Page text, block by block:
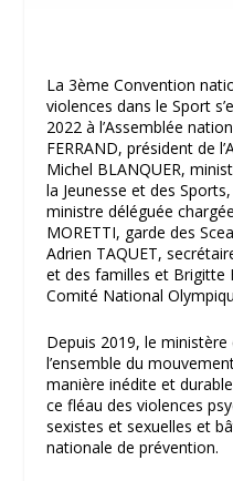
La 3ème Convention
violences dans le Sport
2022 à l’Assemblée
FERRAND, président de
Michel BLANQUER,
la Jeunesse et des
ministre déléguée
MORETTI, garde des
Adrien TAQUET,
et des familles et Brigitte
Comité National
Depuis 2019, le
l’ensemble du
manière inédite et
ce fléau des violences
sexistes et sexuelles et
nationale de prévention.